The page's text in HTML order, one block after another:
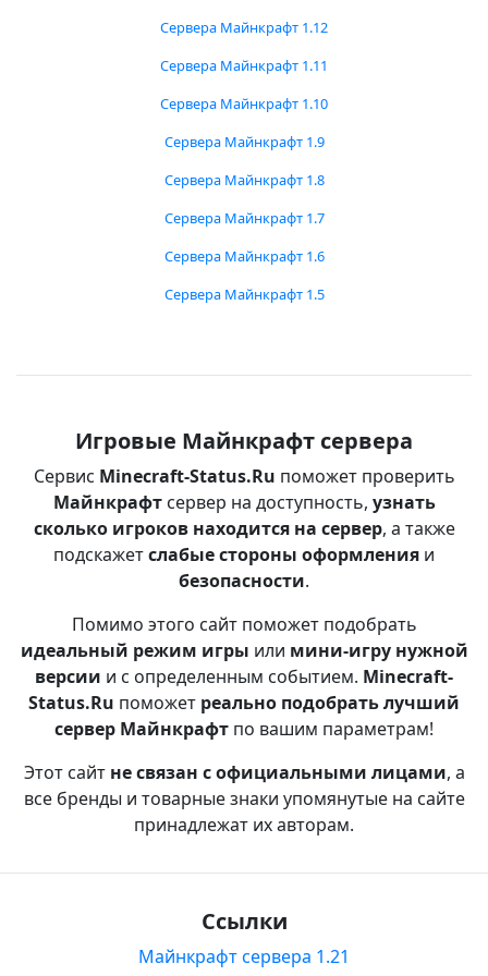
Сервера Майнкрафт 1.12
Сервера Майнкрафт 1.11
Сервера Майнкрафт 1.10
Сервера Майнкрафт 1.9
Сервера Майнкрафт 1.8
Сервера Майнкрафт 1.7
Сервера Майнкрафт 1.6
Сервера Майнкрафт 1.5
Игровые Майнкрафт сервера
Сервис Minecraft-Status.Ru поможет проверить
Майнкрафтсервер на доступность, узнать
сколько игроков находится на сервер, а также
подскажетслабые стороны оформления и
безопасности.
Помимо этого сайт поможет подобрать
идеальный режим игры или мини-игру нужной
версии и с определенным событием. Minecraft-
Status.Ru поможет реально подобрать лучший
сервер Майнкрафт по вашим параметрам!
Этот сайт не связан с официальными лицами, а
все бренды и товарные знаки упомянутые на сайте
принадлежат их авторам.
Ссылки
Майнкрафт сервера 1.21